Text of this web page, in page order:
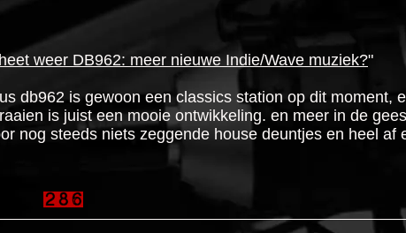
weer DB962: meer nieuwe Indie/Wave muziek?"
db962 is gewoon een classics station op dit moment,
is juist een mooie ontwikkeling. en meer in de
nog steeds niets zeggende house deuntjes en heel af